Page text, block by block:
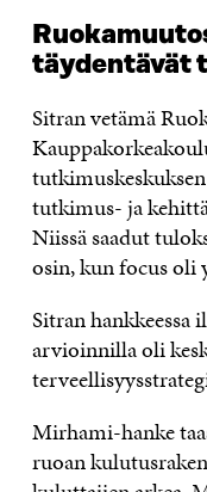
täydentävät
Sitran vetämä
tutkimus- ja
Niissä saadut
osin, kun focus oli
Sitran
arvioinnilla oli
Mirhami-hanke
ruoan